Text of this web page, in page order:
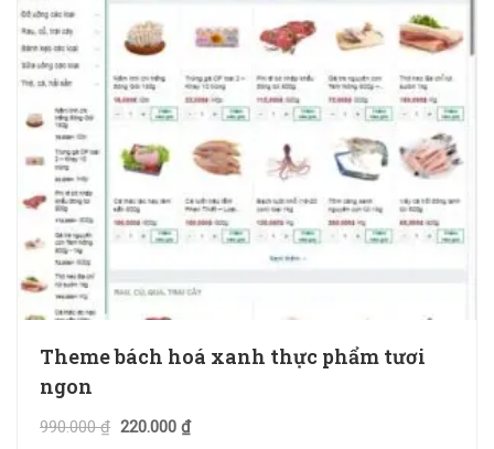
Theme bách hoá xanh thực phẩm tươi
ngon
990.000₫ 220.000 ₫